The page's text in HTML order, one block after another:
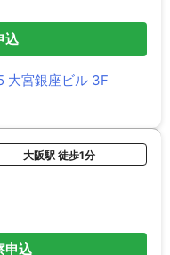
込
大宮銀座ビル 3F
大阪駅 徒歩1分
申込